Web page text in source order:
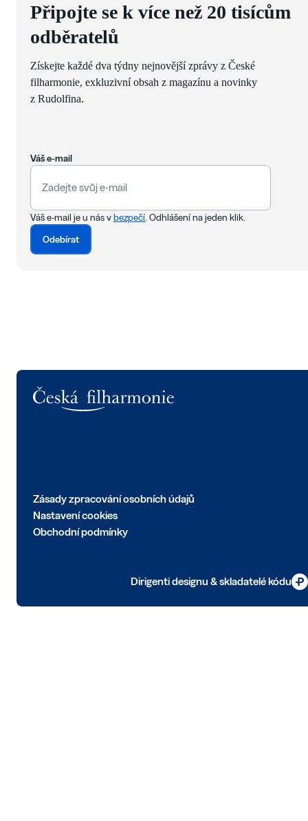
Připojte se k více než 20 tisícům
odběratelů
Získejte každé dva týdny nejnovější zprávy z České
filharmonie, exkluzivní obsah z magazínu a novinky
z Rudolfina.
Váš e-mail
Váš e-mail je u nás vbezpečí . Odhlášení na jeden klik.
Odebírat
Zásady zpracování osobních údajů
Nastavení cookies
Obchodní podmínky
Dirigenti designu & skladatelé kódu